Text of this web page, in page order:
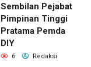
Sembilan Pejabat
Pimpinan Tinggi
Pratama Pemda
DIY
6 Redaksi